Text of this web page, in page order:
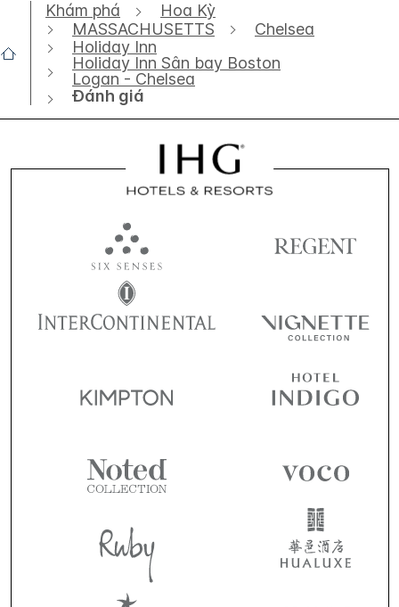
Khám phá
Hoa Kỳ
MASSACHUSETTS
Chelsea
Holiday Inn
Holiday Inn Sân bay Boston
Logan - Chelsea
Đánh giá